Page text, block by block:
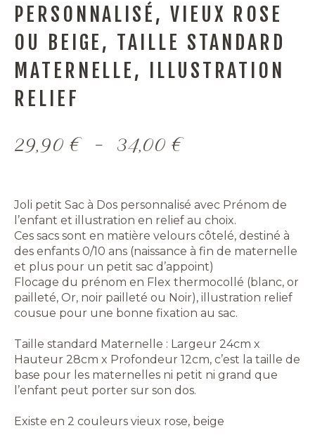
PERSONNALISÉ, VIEUX ROSE
OU BEIGE, TAILLE STANDARD
MATERNELLE, ILLUSTRATION
RELIEF
29,90 € – 34,00 €Plage
29,90 €
à
34,00 €
Joli petit Sac à Dos personnalisé avec Prénom de
l’enfant et illustration en relief au choix.
Ces sacs sont en matière velours côtelé, destiné à
des enfants 0/10 ans (naissance à fin de maternelle
et plus pour un petit sac d’appoint)
Flocage du prénom en Flex thermocollé (blanc, or
pailleté, Or, noir pailleté ou Noir), illustration relief
cousue pour une bonne fixation au sac.
Taille standard Maternelle : Largeur 24cm x
Hauteur 28cm x Profondeur 12cm, c’est la taille de
base pour les maternelles ni petit ni grand que
l’enfant peut porter sur son dos.
Existe en 2 couleurs vieux rose, beige